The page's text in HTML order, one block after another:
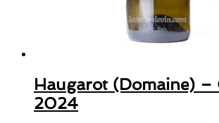
Haugarot (Domaine) –
2024